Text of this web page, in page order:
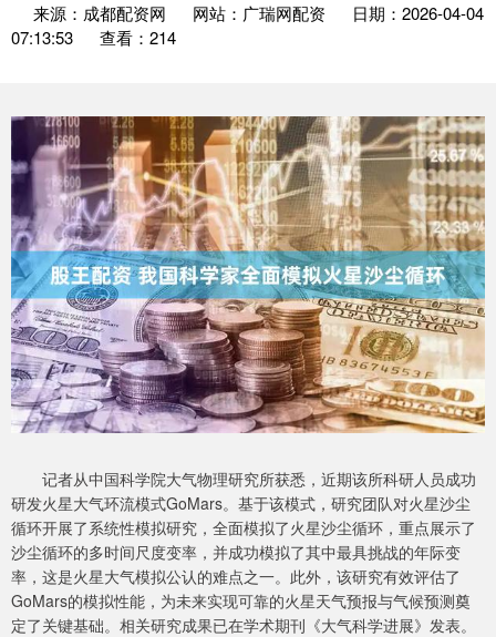
来源：成都配资网 网站：广瑞网配资
日期：2026-04-04
07:13:53
查看：214
记者从中国科学院大气物理研究所获悉，近期该所科研人员成功
研发火星大气环流模式GoMars。基于该模式，研究团队对火星沙尘
循环开展了系统性模拟研究，全面模拟了火星沙尘循环，重点展示了
沙尘循环的多时间尺度变率，并成功模拟了其中最具挑战的年际变
率，这是火星大气模拟公认的难点之一。此外，该研究有效评估了
GoMars的模拟性能，为未来实现可靠的火星天气预报与气候预测奠
定了关键基础。相关研究成果已在学术期刊《大气科学进展》发表。